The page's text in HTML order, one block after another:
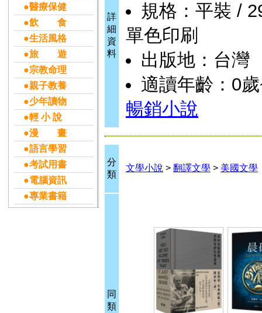
●醫療保健
●飲 食
●生活風格
●旅 遊
●宗教命理
●親子教養
●少年讀物
●輕 小 說
●漫 畫
●語言學習
●考試用書
●電腦資訊
●專業書籍
詳
細
資
料
規格：平裝 /
單色印刷
出版地：台灣
適讀年齡：0
暢銷小說
分
類
文學小說 > 翻譯文學 > 美國文學
同
類